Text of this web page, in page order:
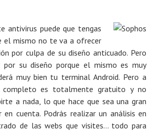
antivirus puede que tengas
el mismo no te va a ofrecer
por culpa de su diseño anticuado. Pero
su diseño porque el mismo es muy
muy bien tu terminal Android. Pero a
completo es totalmente gratuito y no
a nada, lo que hace que sea una gran
cuenta. Podrás realizar un análisis en
de las webs que visites… todo para